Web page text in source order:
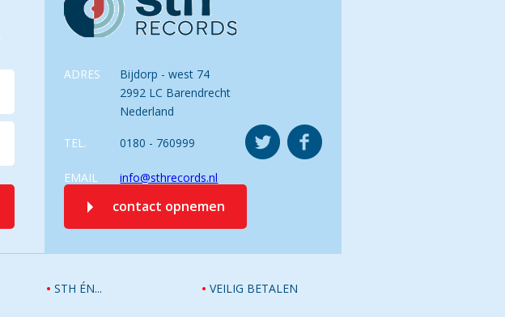
ADRES
Bijdorp - west 74
2992 LC Barendrecht
Nederland
TEL. 0180 - 760999
EMAIL info@sthrecords.nl
contact opnemen
VEILIG BETALEN
STH ÉN...